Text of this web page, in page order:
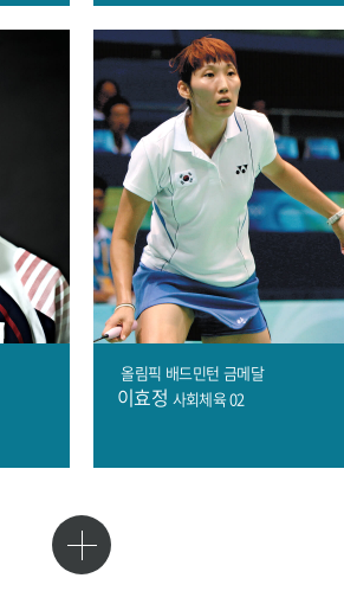
올림픽 배드민턴 금메달
이효정 사회체육 02